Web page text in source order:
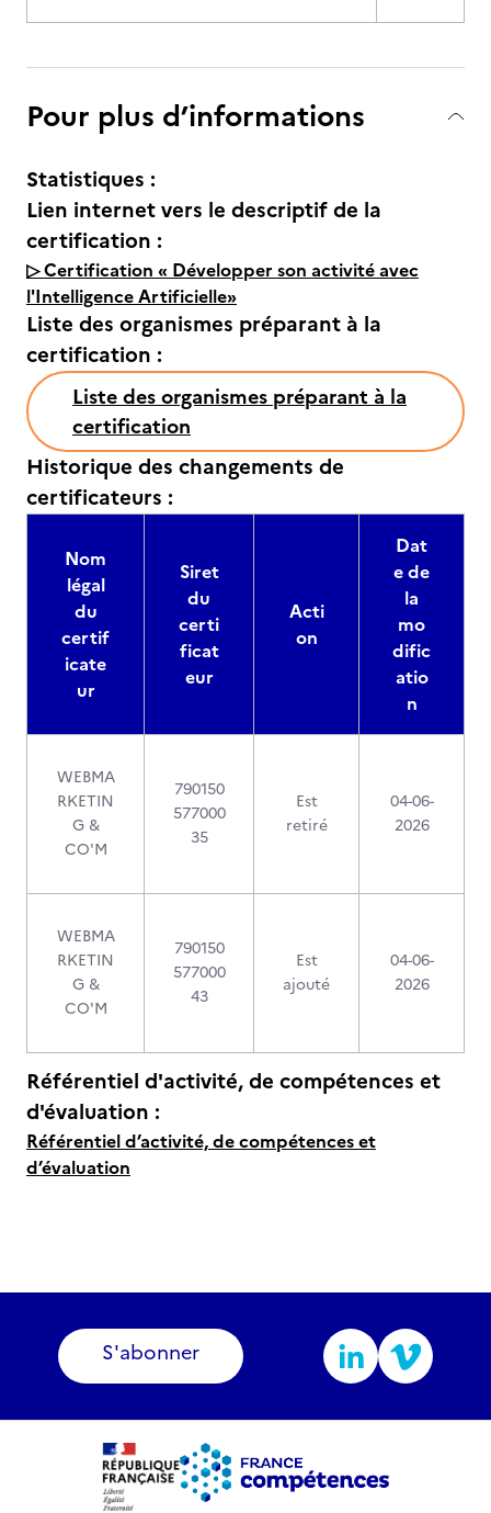
Pour plus d’informations
Statistiques :
Lien internet vers le descriptif de la
certification :
▷ Certification « Développer son activité avec
l'Intelligence Artificielle»
Liste des organismes préparant à la
certification :
Liste des organismes préparant à la
certification
Historique des changements de
certificateurs :
Nom
légal
du
certif
icate
ur
Siret
du
certi
ficat
eur
Acti
on
Dat
e de
la
mo
dific
atio
n
WEBMA
RKETIN
G &
CO'M
790150
577000
35
Est
retiré
04-06-
2026
WEBMA
RKETIN
G &
CO'M
790150
577000
43
Est
ajouté
04-06-
2026
Référentiel d'activité, de compétences et
d'évaluation :
Référentiel d’activité, de compétences et
d’évaluation
S'abonner